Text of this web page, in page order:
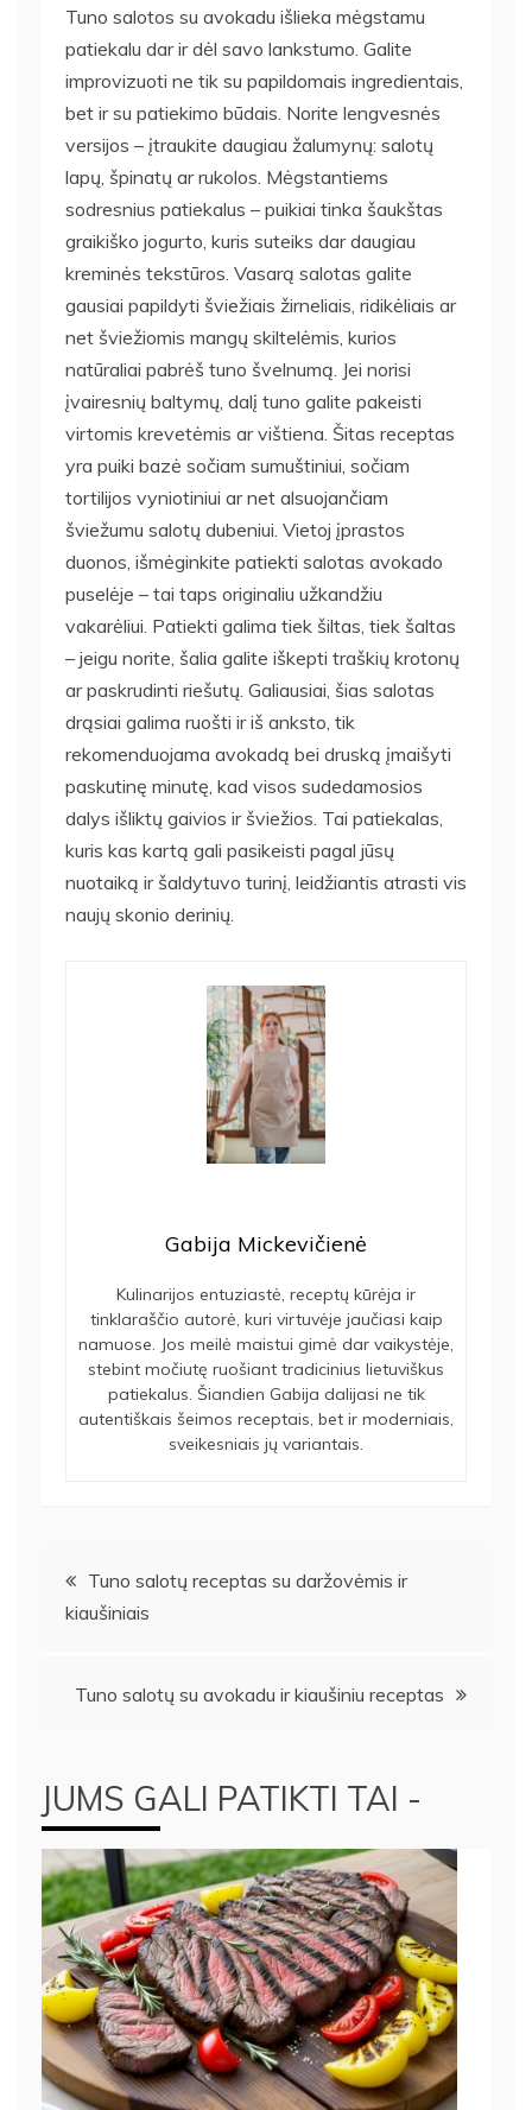
Tuno salotos su avokadu išlieka mėgstamu
patiekalu dar ir dėl savo lankstumo. Galite
improvizuoti ne tik su papildomais ingredientais,
bet ir su patiekimo būdais. Norite lengvesnės
versijos – įtraukite daugiau žalumynų: salotų
lapų, špinatų ar rukolos. Mėgstantiems
sodresnius patiekalus – puikiai tinka šaukštas
graikiško jogurto, kuris suteiks dar daugiau
kreminės tekstūros. Vasarą salotas galite
gausiai papildyti šviežiais žirneliais, ridikėliais ar
net šviežiomis mangų skiltelėmis, kurios
natūraliai pabrėš tuno švelnumą. Jei norisi
įvairesnių baltymų, dalį tuno galite pakeisti
virtomis krevetėmis ar vištiena. Šitas receptas
yra puiki bazė sočiam sumuštiniui, sočiam
tortilijos vyniotiniui ar net alsuojančiam
šviežumu salotų dubeniui. Vietoj įprastos
duonos, išmėginkite patiekti salotas avokado
puselėje – tai taps originaliu užkandžiu
vakarėliui. Patiekti galima tiek šiltas, tiek šaltas
– jeigu norite, šalia galite iškepti traškių krotonų
ar paskrudinti riešutų. Galiausiai, šias salotas
drąsiai galima ruošti ir iš anksto, tik
rekomenduojama avokadą bei druską įmaišyti
paskutinę minutę, kad visos sudedamosios
dalys išliktų gaivios ir šviežios. Tai patiekalas,
kuris kas kartą gali pasikeisti pagal jūsų
nuotaiką ir šaldytuvo turinį, leidžiantis atrasti vis
naujų skonio derinių.
Gabija Mickevičienė
Kulinarijos entuziastė, receptų kūrėja ir
tinklaraščio autorė, kuri virtuvėje jaučiasi kaip
namuose. Jos meilė maistui gimė dar vaikystėje,
stebint močiutę ruošiant tradicinius lietuviškus
patiekalus. Šiandien Gabija dalijasi ne tik
autentiškais šeimos receptais, bet ir moderniais,
sveikesniais jų variantais.
Navigacija
tarp
įrašų
Tuno salotų receptas su daržovėmis ir
kiaušiniais
Tuno salotų su avokadu ir kiaušiniu receptas
JUMS GALI PATIKTI TAI -